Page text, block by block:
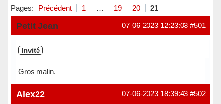
Pages: Précédent 1 … 19 20 21
#501
07-06-2023 12:23:03
Petit Jean
Invité
Gros malin.
#502
07-06-2023 18:39:43
Alex22